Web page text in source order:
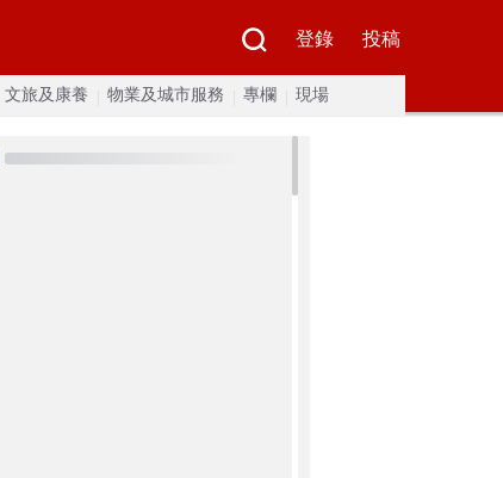
登錄 投稿
文旅及康養 物業及城市服務 專欄 現場